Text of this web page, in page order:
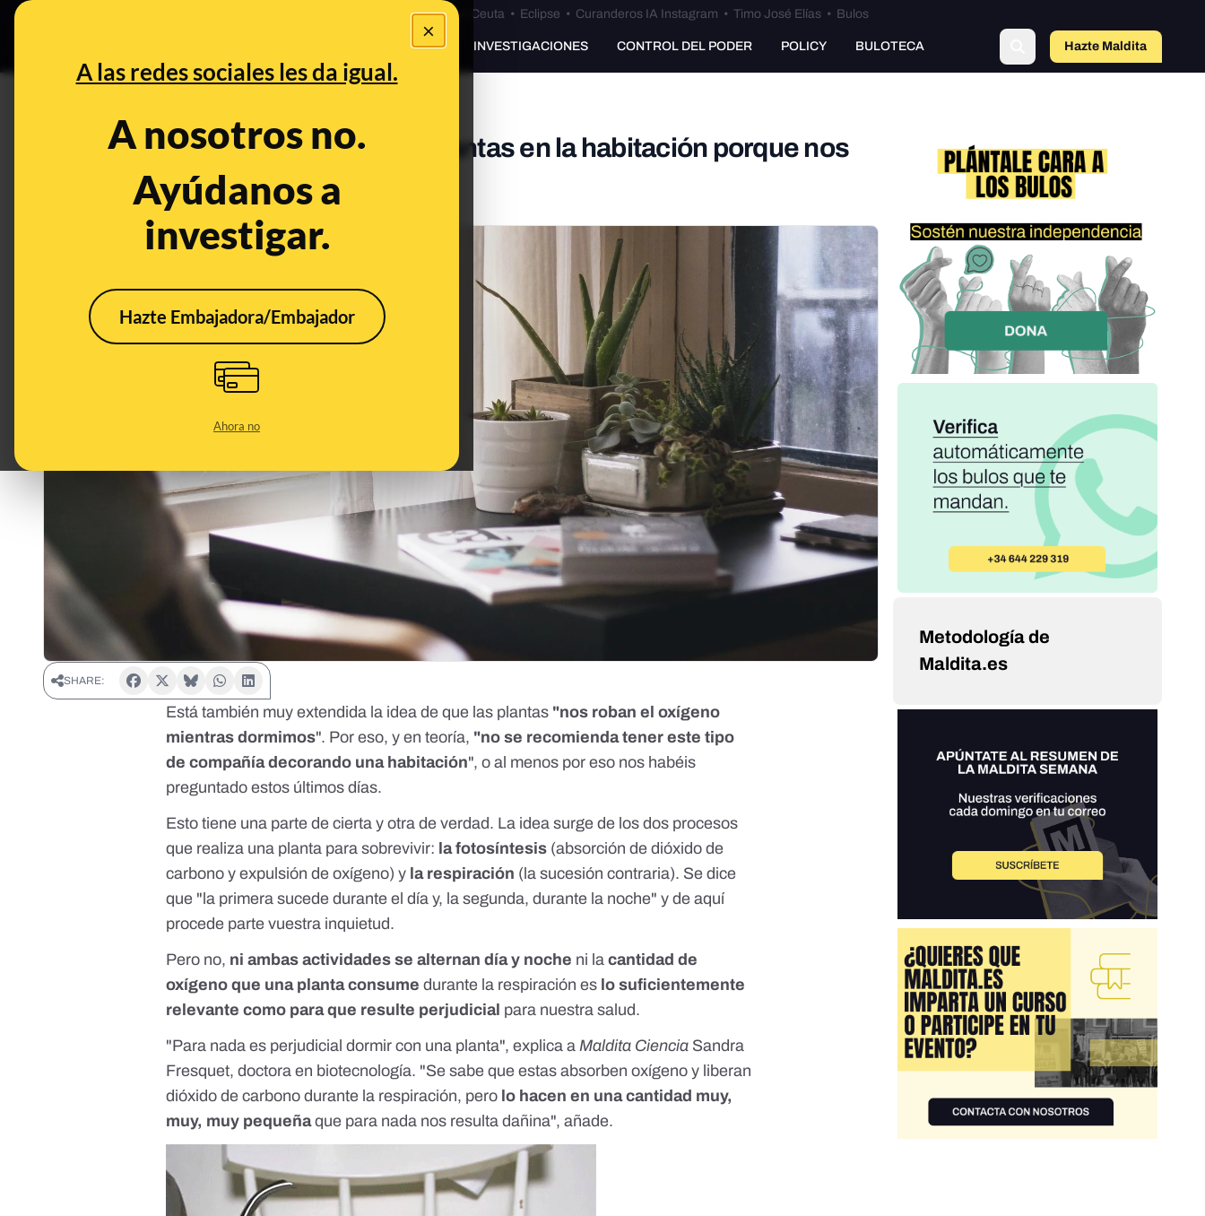
×
A las redes sociales les da igual.
A nosotros no.
Ayúdanos a
investigar.
Hazte Embajadora/Embajador
Ahora no
Especial Ceuta•Bulos Ceuta • Eclipse • Curanderos IA Instagram • Timo José Elías • Bulos
PREBUNKING INVESTIGACIONES CONTROL DEL PODER POLICY BULOTECA Hazte Maldita
No, no es perjudicial dormir con plantas en la habitación porque nos
roben el oxígeno
Oct 30, 2019, 9:16:42 PM
SHARE:
Está también muy extendida la idea de que las plantas "nos roban el oxígeno
mientras dormimos". Por eso, y en teoría, "no se recomienda tener este tipo
de compañía decorando una habitación", o al menos por eso nos habéis
preguntado estos últimos días.
Esto tiene una parte de cierta y otra de verdad. La idea surge de los dos procesos
que realiza una planta para sobrevivir: la fotosíntesis (absorción de dióxido de
carbono y expulsión de oxígeno) y la respiración (la sucesión contraria). Se dice
que "la primera sucede durante el día y, la segunda, durante la noche" y de aquí
procede parte vuestra inquietud.
Pero no, ni ambas actividades se alternan día y noche ni lacantidad de
oxígeno que una planta consume durante la respiración es lo suficientemente
relevante como para que resulte perjudicial para nuestra salud.
"Para nada es perjudicial dormir con una planta", explica aMaldita Ciencia Sandra
Fresquet, doctora en biotecnología. "Se sabe que estas absorben oxígeno y liberan
dióxido de carbono durante la respiración, pero lo hacen en una cantidad muy,
muy, muy pequeñaque para nada nos resulta dañina", añade.
Metodología de
Maldita.es